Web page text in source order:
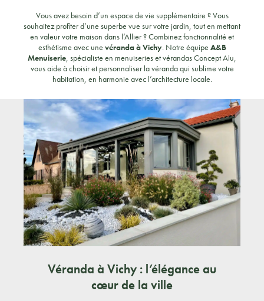
Vous avez besoin d’un espace de vie supplémentaire ? Vous
souhaitez profiter d’une superbe vue sur votre jardin, tout en mettant
en valeur votre maison dans l’Allier ? Combinez fonctionnalité et
esthétisme avec une véranda à Vichy. Notre équipe A&B
Menuiserie, spécialiste en menuiseries et vérandas Concept Alu,
vous aide à choisir et personnaliser la véranda qui sublime votre
habitation, en harmonie avec l’architecture locale.
Véranda à Vichy : l’élégance au
cœur de la ville